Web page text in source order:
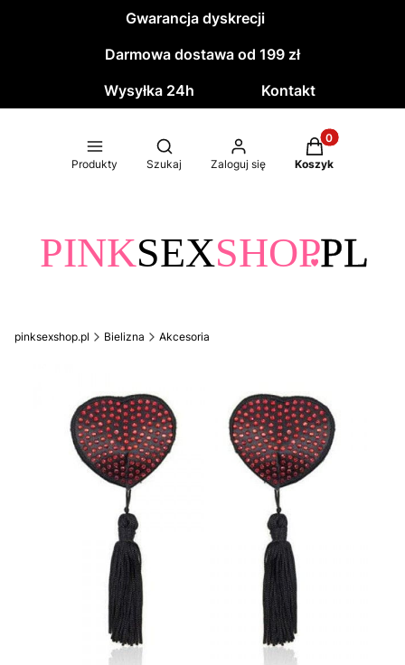
Gwarancja dyskrecji
Darmowa dostawa od 199 zł
Wysyłka 24h
Kontakt
Produkty
Otwórz wyszukiwarkę
Szukaj Zaloguj się
Produkty w
Koszyk
pinksexshop.pl Bielizna Akcesoria